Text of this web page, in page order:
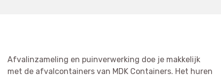
Afvalinzameling en puinverwerking doe je makkelijk
met de afvalcontainers van MDK Containers. Het huren